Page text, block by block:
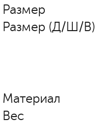
Размер
Размер (Д/Ш/В)
Материал
Вес